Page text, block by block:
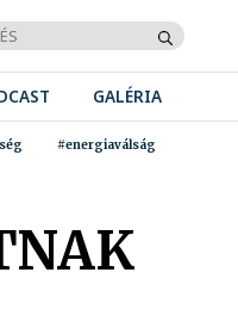
GALÉRIA
#energiaválság